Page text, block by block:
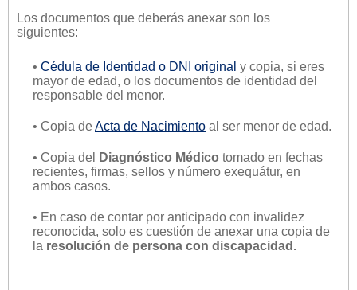
Los documentos que deberás anexar son los
siguientes:
• Cédula de Identidad o DNI original y copia, si eres
mayor de edad, o los documentos de identidad del
responsable del menor.
• Copia deActa de Nacimiento al ser menor de edad.
• Copia del Diagnóstico Médico tomado en fechas
recientes, firmas, sellos y número exequátur, en
ambos casos.
• En caso de contar por anticipado con invalidez
reconocida, solo es cuestión de anexar una copia de
la resolución de persona con discapacidad.